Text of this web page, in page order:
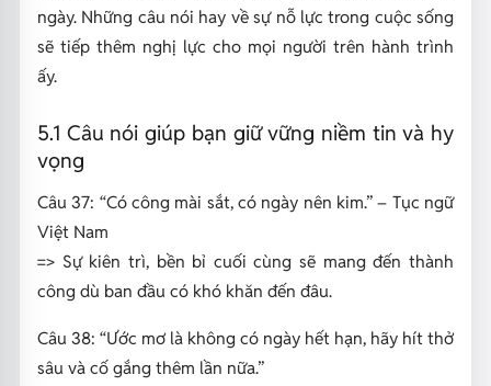
ngày. Những câu nói hay về sự nỗ lực trong cuộc sống
sẽ tiếp thêm nghị lực cho mọi người trên hành trình
ấy.
5.1 Câu nói giúp bạn giữ vững niềm tin và hy
vọng
Câu 37: “Có công mài sắt, có ngày nên kim.”– Tục ngữ
Việt Nam
=> Sự kiên trì, bền bỉ cuối cùng sẽ mang đến thành
công dù ban đầu có khó khăn đến đâu.
Câu 38: “Ước mơ là không có ngày hết hạn, hãy hít thở
sâu và cố gắng thêm lần nữa.”